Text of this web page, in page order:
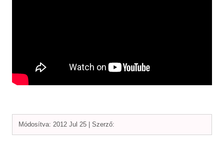
Módosítva: 2012 Jul 25 | Szerző: